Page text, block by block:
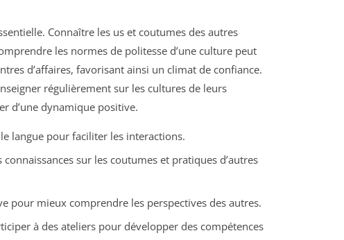
Connaître les us et coutumes des autres
les normes de politesse d’une culture peut
d’affaires, favorisant ainsi un climat de confiance.
régulièrement sur les cultures de leurs
d’une dynamique positive.
langue pour faciliter les interactions.
sur les coutumes et pratiques d’autres
pour mieux comprendre les perspectives des autres.
à des ateliers pour développer des compétences